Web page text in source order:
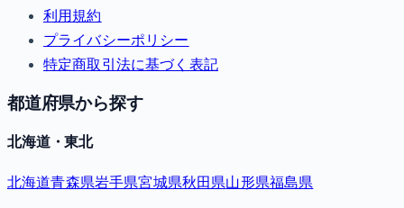
利用規約
プライバシーポリシー
特定商取引法に基づく表記
都道府県から探す
北海道・東北
北海道青森県岩手県宮城県秋田県山形県福島県